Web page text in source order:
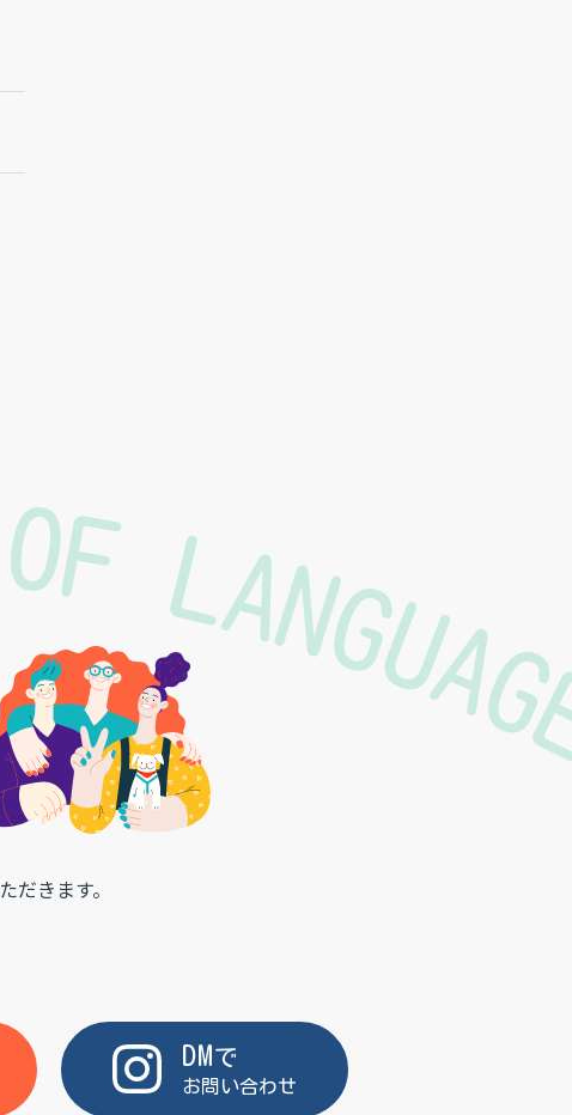
だきます。
DMで
お問い合わせ